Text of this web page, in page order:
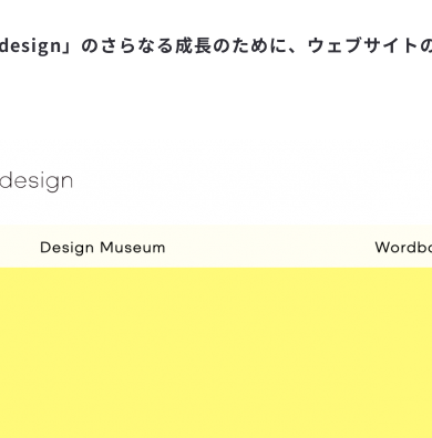
」のさらなる成長のために、ウェブサイト